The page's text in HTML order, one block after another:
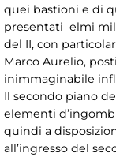
quei bastioni e di
presentati elmi
del II, con
Marco Aurelio,
inimmaginabile
Il secondo piano
elementi
quindi a
all’ingresso del